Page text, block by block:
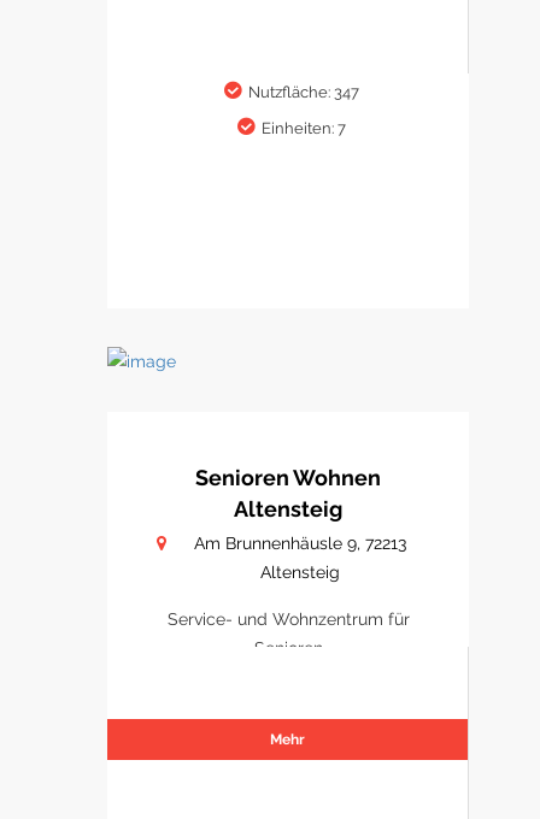
Nutzfläche: 347
Einheiten: 7
Senioren Wohnen
Altensteig
Am Brunnenhäusle 9, 72213
Altensteig
Service- und Wohnzentrum für
Senioren
Mehr